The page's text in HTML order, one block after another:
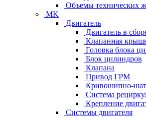
Объемы технических
MK
Двигатель
Двигатель в
Клапанная
Головка блока
Блок цилиндров
Клапана
Привод ГРМ
Кривошипно-
Система
Крепление
Системы двигателя